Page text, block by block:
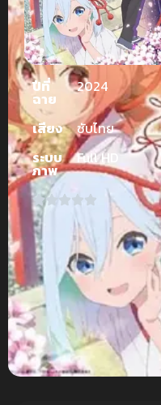
ปีที่
ฉาย
2024
เสียง
ซับไทย
ระบบ
ภาพ
Full HD